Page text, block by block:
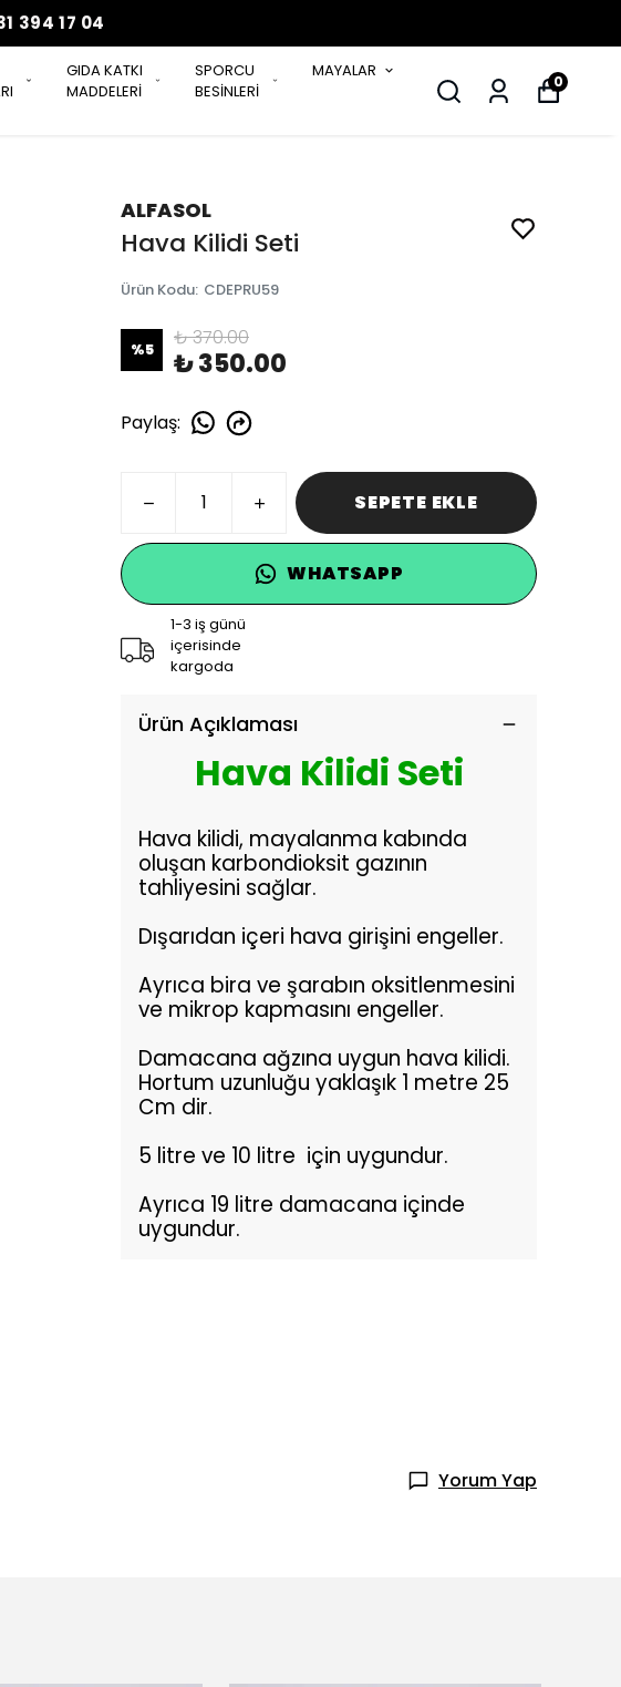
394 17 04
GIDA KATKI
MADDELERİ
SPORCU
BESİNLERİ
MAYALAR
0
ALFASOL
Hava Kilidi Seti
Ürün Kodu: CDEPRU59
%5 ₺ 370.00
₺ 350.00
Paylaş:
SEPETE EKLE
WHATSAPP
1-3 iş günü
içerisinde
kargoda
Ürün Açıklaması
Hava Kilidi Seti
Hava kilidi, mayalanma kabında
oluşan karbondioksit gazının
tahliyesini sağlar.
Dışarıdan içeri hava girişini engeller.
Ayrıca bira ve şarabın oksitlenmesini
ve mikrop kapmasını engeller.
Damacana ağzına uygun hava kilidi.
Hortum uzunluğu yaklaşık 1 metre 25
Cm dir.
5 litre ve 10 litre için uygundur.
Ayrıca 19 litre damacana içinde
uygundur.
Yorum Yap